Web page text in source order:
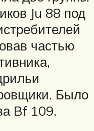
Ju 88 под
частью
Было
Bf 109.